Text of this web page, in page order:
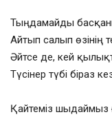
Тыңдамайды
Айтып салып өзінің
Әйтсе де, кей
Түсінер түбі біраз
Қайтеміз шыдаймыз